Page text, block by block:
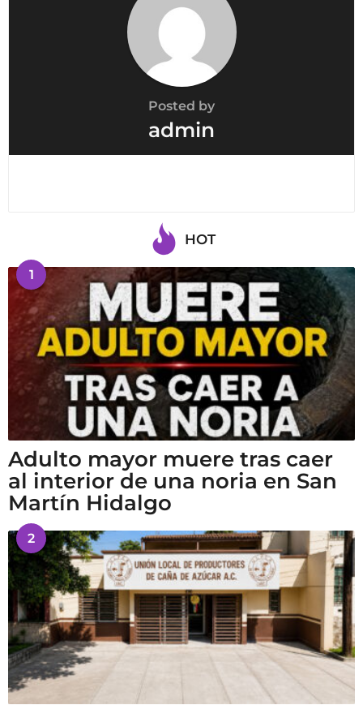
Posted by
admin
HOT
1
Adulto mayor muere tras caer
al interior de una noria en San
Martín Hidalgo
2